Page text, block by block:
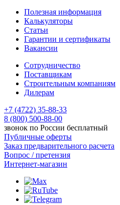
Полезная информация
Калькуляторы
Статьи
Гарантии и сертификаты
Вакансии
Сотрудничество
Поставщикам
Строительным компаниям
Дилерам
+7 (4722) 35-88-33
8 (800) 500-88-00
звонок по России бесплатный
Публичные оферты
Заказ предварительного расчета
Вопрос / претензия
Интернет-магазин